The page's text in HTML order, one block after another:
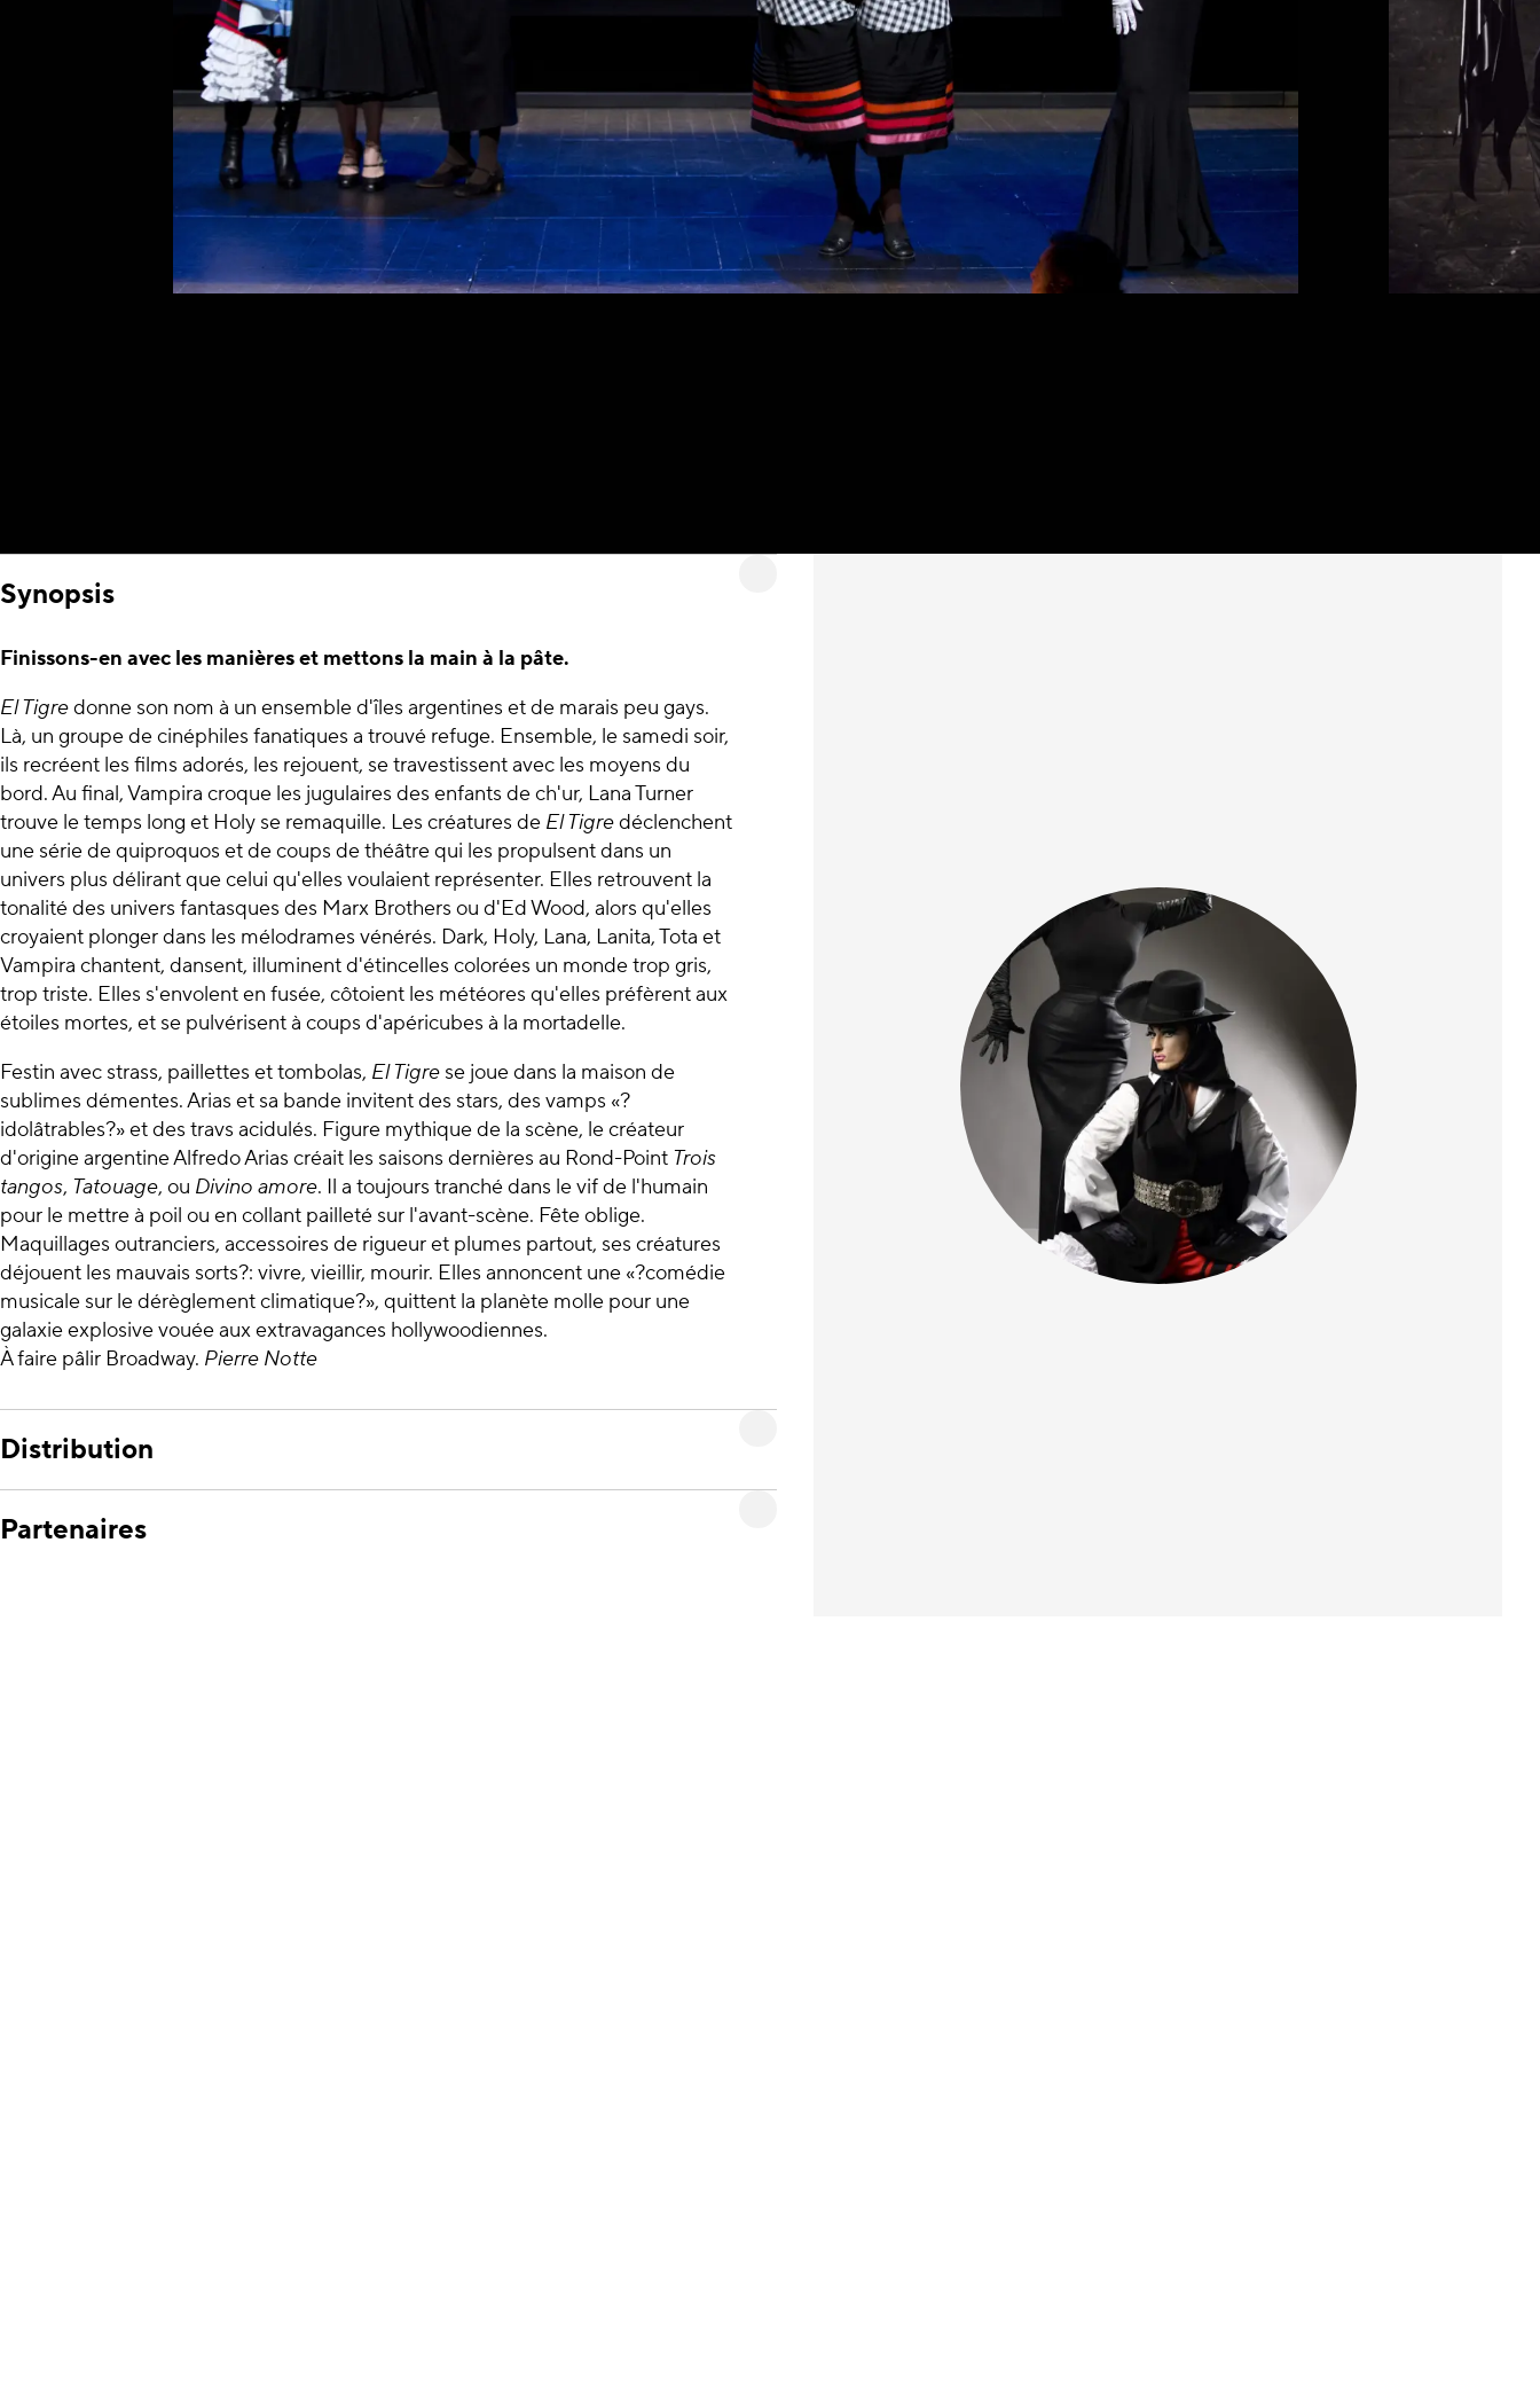
Synopsis
Finissons-en avec les manières et mettons la main à la pâte.
El Tigredonne son nom à un ensemble d'îles argentines et de marais peu gays.
Là, un groupe de cinéphiles fanatiques a trouvé refuge. Ensemble, le samedi soir,
ils recréent les films adorés, les rejouent, se travestissent avec les moyens du
bord. Au final, Vampira croque les jugulaires des enfants de ch'ur, Lana Turner
trouve le temps long et Holy se remaquille. Les créatures de El Tigredéclenchent
une série de quiproquos et de coups de théâtre qui les propulsent dans un
univers plus délirant que celui qu'elles voulaient représenter. Elles retrouvent la
tonalité des univers fantasques des Marx Brothers ou d'Ed Wood, alors qu'elles
croyaient plonger dans les mélodrames vénérés. Dark, Holy, Lana, Lanita, Tota et
Vampira chantent, dansent, illuminent d'étincelles colorées un monde trop gris,
trop triste. Elles s'envolent en fusée, côtoient les météores qu'elles préfèrent aux
étoiles mortes, et se pulvérisent à coups d'apéricubes à la mortadelle.
Festin avec strass, paillettes et tombolas, El Tigre se joue dans la maison de
sublimes démentes. Arias et sa bande invitent des stars, des vamps «?
idolâtrables?» et des travs acidulés. Figure mythique de la scène, le créateur
d'origine argentine Alfredo Arias créait les saisons dernières au Rond-Point Trois
tangos, Tatouage, ou Divino amore. Il a toujours tranché dans le vif de l'humain
pour le mettre à poil ou en collant pailleté sur l'avant-scène. Fête oblige.
Maquillages outranciers, accessoires de rigueur et plumes partout, ses créatures
déjouent les mauvais sorts?: vivre, vieillir, mourir. Elles annoncent une «?comédie
musicale sur le dérèglement climatique?», quittent la planète molle pour une
galaxie explosive vouée aux extravagances hollywoodiennes.
À faire pâlir Broadway. Pierre Notte
Distribution
Partenaires